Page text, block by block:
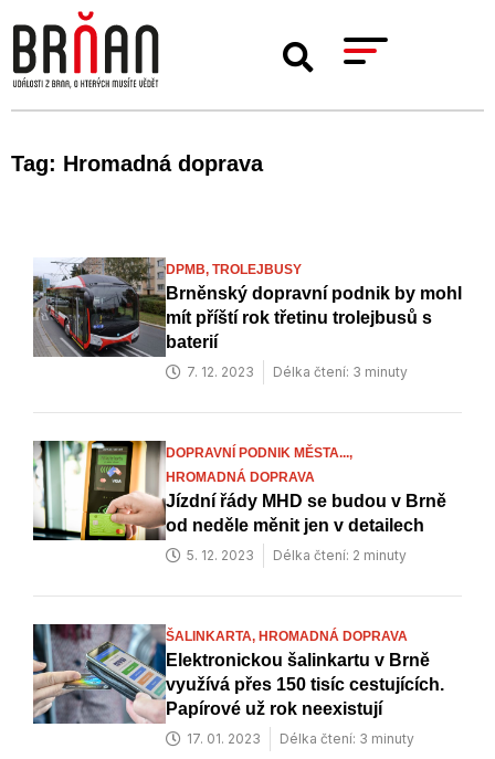
Tag: Hromadná doprava
DPMB, TROLEJBUSY
Brněnský dopravní podnik by mohl
mít příští rok třetinu trolejbusů s
baterií
7. 12. 2023 Délka čtení: 3 minuty
DOPRAVNÍ PODNIK MĚSTA...,
HROMADNÁ DOPRAVA
Jízdní řády MHD se budou v Brně
od neděle měnit jen v detailech
5. 12. 2023 Délka čtení: 2 minuty
ŠALINKARTA, HROMADNÁ DOPRAVA
Elektronickou šalinkartu v Brně
využívá přes 150 tisíc cestujících.
Papírové už rok neexistují
17. 01. 2023 Délka čtení: 3 minuty